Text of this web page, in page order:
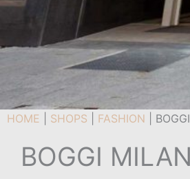
HOME SHOPS FASHION
BOGGI